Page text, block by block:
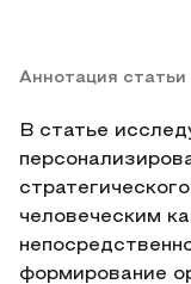
Аннотация статьи
В статье
человеческим
формирование